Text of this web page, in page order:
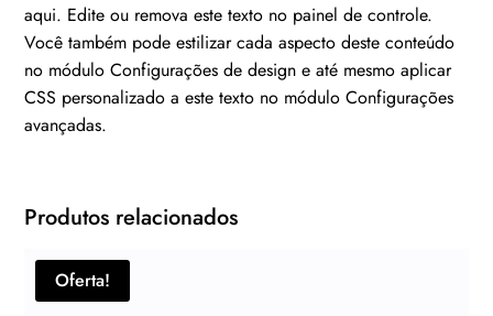
aqui. Edite ou remova este texto no painel de controle.
Você também pode estilizar cada aspecto deste conteúdo
no módulo Configurações de design e até mesmo aplicar
CSS personalizado a este texto no módulo Configurações
avançadas.
Produtos relacionados
Oferta!